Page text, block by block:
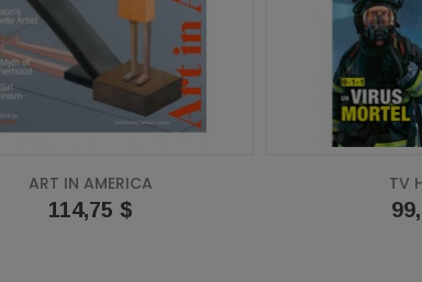
ART IN AMERICA
Prix
114,75 $
TV
Prix